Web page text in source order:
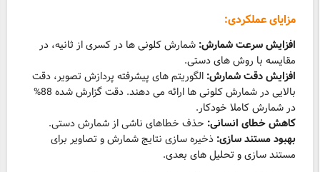
مزایای عملکردی:
افزایش سرعت شمارش: شمارش کلونی ها در کسری از ثانیه، در
مقایسه با روش های دستی.
افزایش دقت شمارش: الگوریتم های پیشرفته پردازش تصویر، دقت
بالایی در شمارش کلونی ها ارائه می دهند. دقت گزارش شده 88%
در شمارش کاملا خودکار.
کاهش خطای انسانی: حذف خطاهای ناشی از شمارش دستی.
بهبود مستند سازی: ذخیره سازی نتایج شمارش و تصاویر برای
مستند سازی و تحلیل های بعدی.